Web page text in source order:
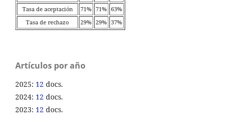
Tasa de aceptación
71% 71% 63%
Tasa de rechazo
29% 29% 37%
Artículos por año
2025: 12 docs.
2024: 12 docs.
2023: 12 docs.